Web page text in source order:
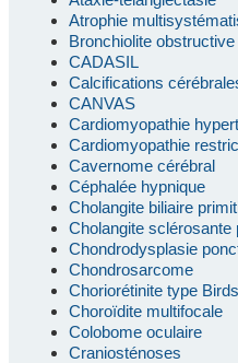
Atrophie
Bronchiolite obstructive
CADASIL
Calcifications
CANVAS
Cardiomyopathie
Cardiomyopathie
Cavernome cérébral
Céphalée hypnique
Cholangite biliaire
Cholangite sclérosante
Chondrodysplasie
Chondrosarcome
Choriorétinite type
Choroïdite multifocale
Colobome oculaire
Craniosténoses